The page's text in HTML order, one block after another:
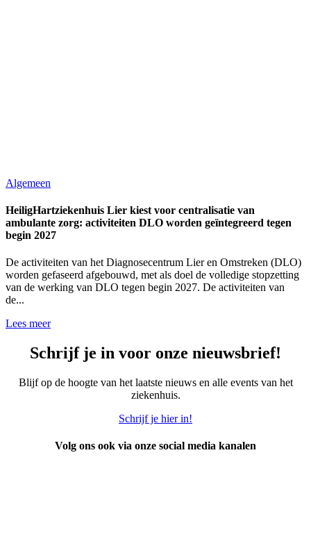
Algemeen
HeiligHartziekenhuis Lier kiest voor centralisatie van
ambulante zorg: activiteiten DLO worden geïntegreerd tegen
begin 2027
De activiteiten van het Diagnosecentrum Lier en Omstreken (DLO)
worden gefaseerd afgebouwd, met als doel de volledige stopzetting
van de werking van DLO tegen begin 2027. De activiteiten van
de...
Lees meer
Schrijf je in voor onze nieuwsbrief!
Blijf op de hoogte van het laatste nieuws en alle events van het
ziekenhuis.
Schrijf je hier in!
Volg ons ook via onze social media kanalen